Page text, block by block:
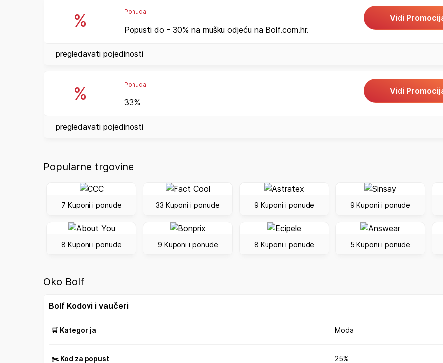
% Ponuda
Popusti do - 30% na mušku odjeću na Bolf.com.hr.
Vidi
pregledavati pojedinosti
% Ponuda
33%
Vidi
pregledavati pojedinosti
Popularne trgovine
7 Kuponi i ponude 33 Kuponi i ponude 9 Kuponi i ponude 9 Kuponi i ponude
8 Kuponi i ponude 9 Kuponi i ponude 8 Kuponi i ponude 5 Kuponi i ponude
Oko Bolf
Bolf Kodovi i vaučeri
🛒 Kategorija Moda
✂️ Kod za popust 25%